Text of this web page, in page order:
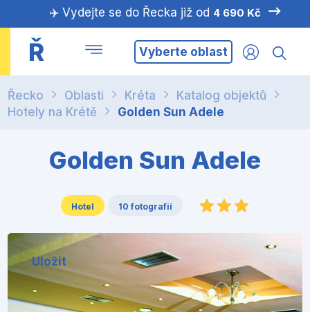
✈️ Vydejte se do Řecka již od 4 690 Kč
Ř Vyberte oblast
Řecko Oblasti Kréta
Katalog objektů
Hotely na Krétě
Golden Sun Adele
Golden Sun Adele
Hotel 10 fotografií
Uložit